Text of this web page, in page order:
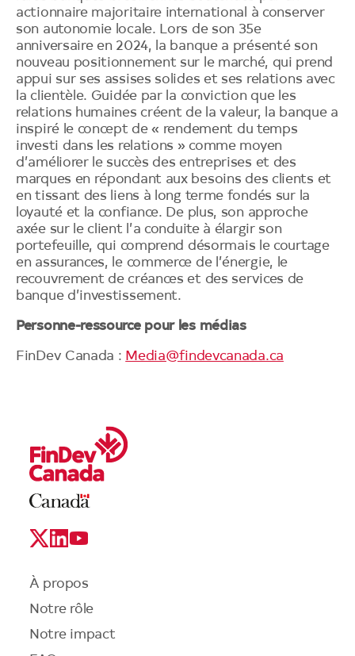
actionnaire majoritaire international à conserver
son autonomie locale. Lors de son 35e
anniversaire en 2024, la banque a présenté son
nouveau positionnement sur le marché, qui prend
appui sur ses assises solides et ses relations avec
la clientèle. Guidée par la conviction que les
relations humaines créent de la valeur, la banque a
inspiré le concept de « rendement du temps
investi dans les relations » comme moyen
d’améliorer le succès des entreprises et des
marques en répondant aux besoins des clients et
en tissant des liens à long terme fondés sur la
loyauté et la confiance. De plus, son approche
axée sur le client l’a conduite à élargir son
portefeuille, qui comprend désormais le courtage
en assurances, le commerce de l’énergie, le
recouvrement de créances et des services de
banque d’investissement.
Personne-ressource pour les médias
FinDev Canada : Media@findevcanada.ca
Legal
Logo
Social
Media
Menu
du
pied
de
page
À propos
Notre rôle
Notre impact